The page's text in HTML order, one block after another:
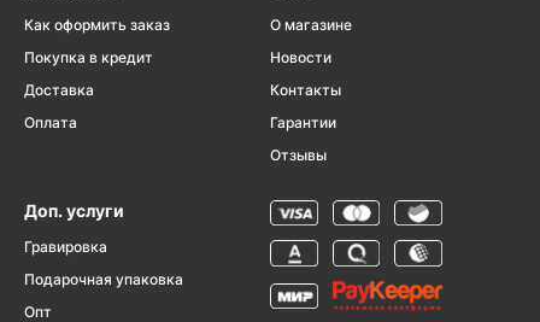
Как оформить заказ
Покупка в кредит
Доставка
Оплата
О магазине
Новости
Контакты
Гарантии
Отзывы
Доп. услуги
Гравировка
Подарочная упаковка
Опт